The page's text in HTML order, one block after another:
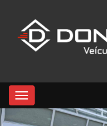
Toggle navigation